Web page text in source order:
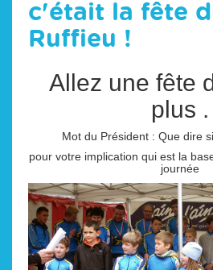
c'était la fête
Ruffieu !
Allez une fête
plus .
Mot du Président : Que dire
pour votre implication qui est la
journée